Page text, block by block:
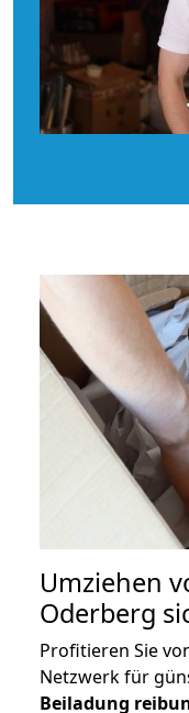
Umziehen
Oderberg
Profitieren Sie
Netzwerk für
Beiladung